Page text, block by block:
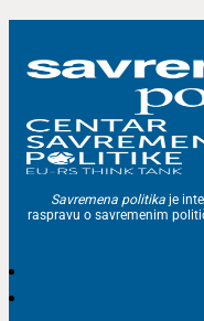
Savremena politika je
raspravu o savremenim